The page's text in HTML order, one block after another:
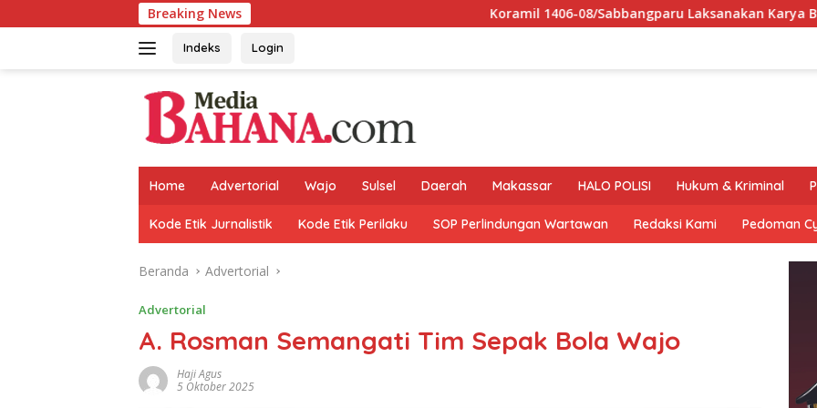
ke
Breaking News Koramil 1406-08/Sabbangparu Laksanakan Karya Bhakti Pembersihan
Indeks Login
Home Advertorial Wajo Sulsel Daerah Makassar HALO POLISI Hukum & Kriminal
Kode Etik Jurnalistik Kode Etik Perilaku SOP Perlindungan Wartawan Redaksi Kami Pedoman
Beranda Advertorial
Advertorial
A. Rosman Semangati Tim Sepak Bola Wajo
Haji Agus
5 Oktober 2025